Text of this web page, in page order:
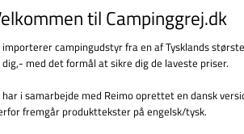
til indsamling af statistik og til trafikmåling. Vi
at klikke videre, accepterer du brugen af cookies.
R E565
F80
Varenr.: E6597
REIMO
til Campinggrej.dk
importerer campingudstyr fra en af Tysklands
med det formål at sikre dig de laveste priser.
har i samarbejde med Reimo oprettet en dansk
fremgår produkttekster på engelsk/tysk.